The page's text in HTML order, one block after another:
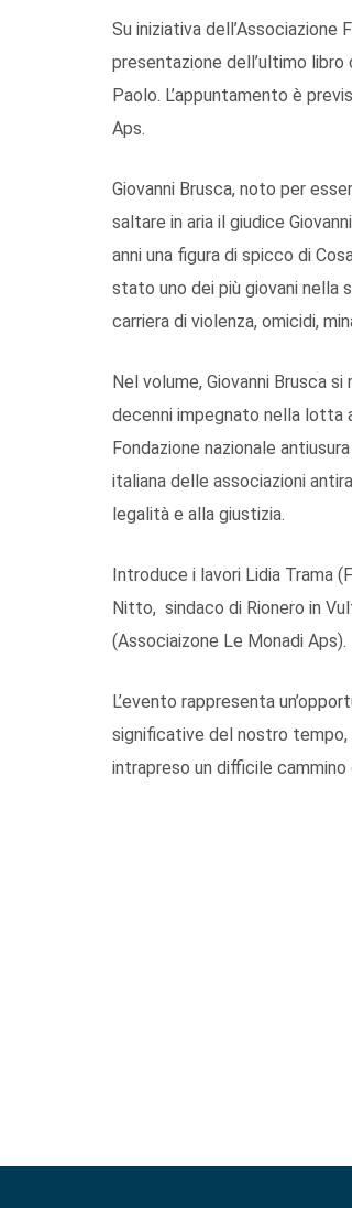
Su iniziativa dell’Associazione
presentazione dell’ultimo libro
Paolo. L’appuntamento è
Aps.
Giovanni Brusca, noto per
saltare in aria il giudice
anni una figura di spicco di
stato uno dei più giovani nella
carriera di violenza, omicidi,
Nel volume, Giovanni Brusca
decenni impegnato nella lotta
Fondazione nazionale
italiana delle associazioni
legalità e alla giustizia.
Introduce i lavori Lidia Trama
Nitto, sindaco di Rionero in
(Associaizone Le Monadi Aps).
L’evento rappresenta
significative del nostro
intrapreso un difficile cammino